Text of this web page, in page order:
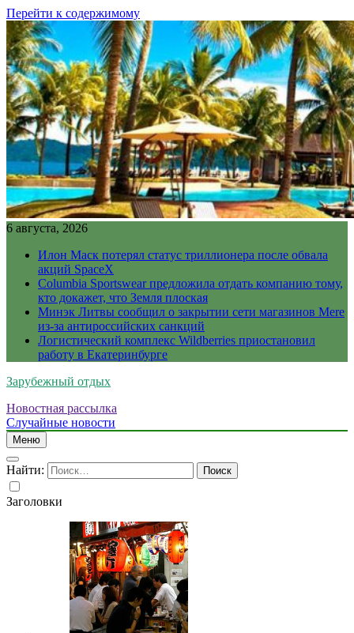
Перейти к содержимому
6 августа, 2026
Илон Маск потерял статус триллионера после обвала
акций SpaceX
Columbia Sportswear предложила отдать компанию тому,
кто докажет, что Земля плоская
Минэк Литвы сообщил о закрытии сети магазинов Mere
из-за антироссийских санкций
Логистический комплекс Wildberries приостановил
работу в Екатеринбурге
Зарубежный отдых
Новостная рассылка
Случайные новости
Меню
Найти:
Заголовки